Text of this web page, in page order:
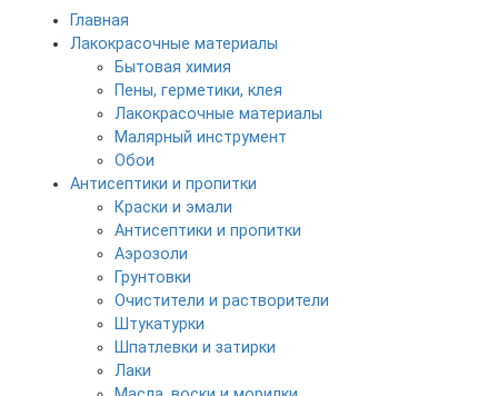
Главная
Лакокрасочные материалы
Бытовая химия
Пены, герметики, клея
Лакокрасочные материалы
Малярный инструмент
Обои
Антисептики и пропитки
Краски и эмали
Антисептики и пропитки
Аэрозоли
Грунтовки
Очистители и растворители
Штукатурки
Шпатлевки и затирки
Лаки